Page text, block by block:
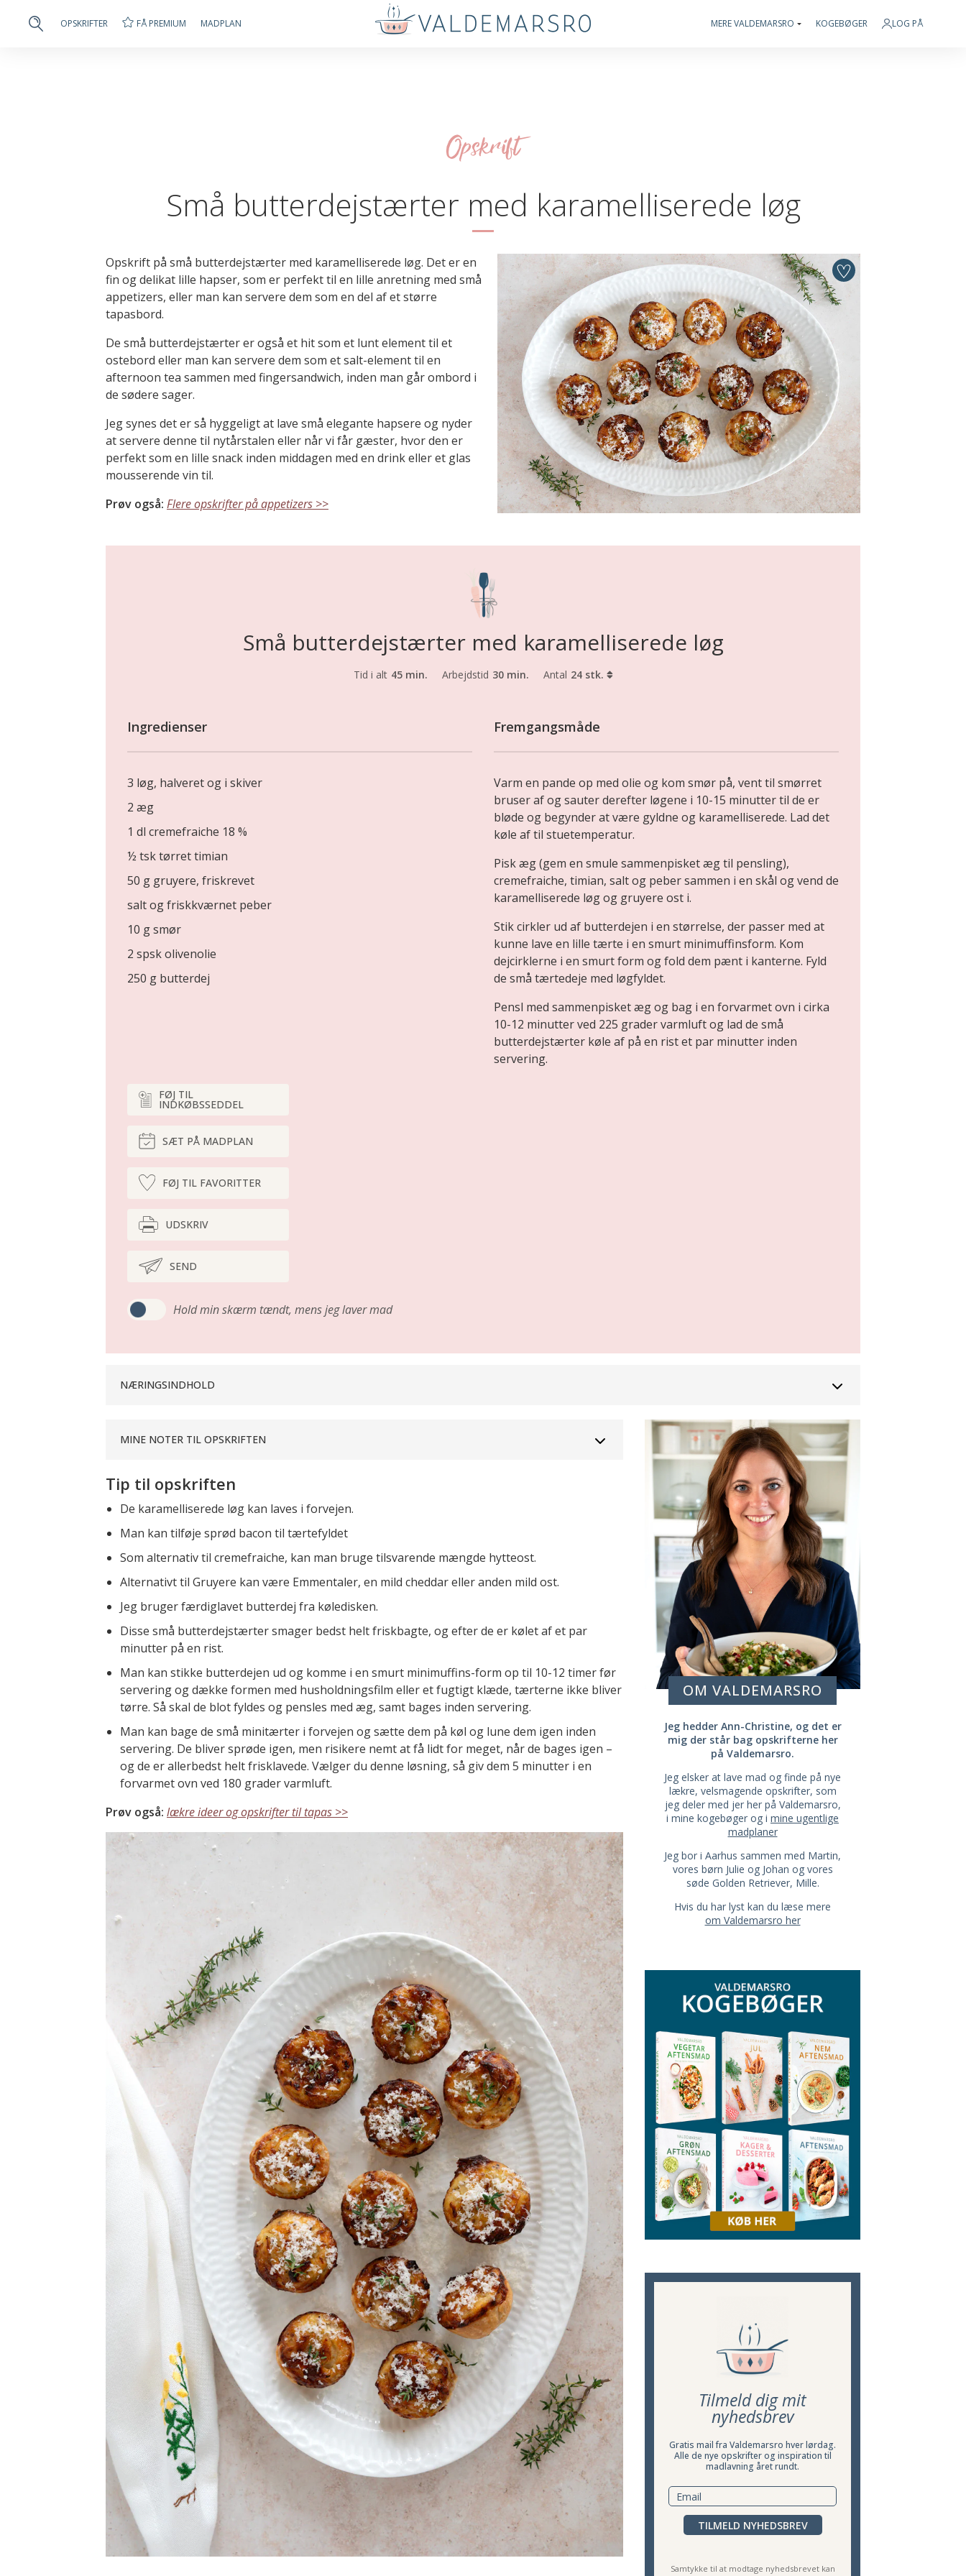
OPSKRIFTER FÅ PREMIUM MADPLAN MERE VALDEMARSRO KOGEBØGER LOG PÅ
Opskrift
Små butterdejstærter med karamelliserede løg
Opskrift på små butterdejstærter med karamelliserede løg. Det er en
fin og delikat lille hapser, som er perfekt til en lille anretning med små
appetizers, eller man kan servere dem som en del af et større
tapasbord.
De små butterdejstærter er også et hit som et lunt element til et
ostebord eller man kan servere dem som et salt-element til en
afternoon tea sammen med fingersandwich, inden man går ombord i
de sødere sager.
Jeg synes det er så hyggeligt at lave små elegante hapsere og nyder
at servere denne til nytårstalen eller når vi får gæster, hvor den er
perfekt som en lille snack inden middagen med en drink eller et glas
mousserende vin til.
Prøv også: Flere opskrifter på appetizers >>
Små butterdejstærter med karamelliserede løg
Tid i alt 45 min. Arbejdstid 30 min. Antal 24 stk.
Ingredienser
3 løg, halveret og i skiver
2 æg
1 dl cremefraiche 18 %
½ tsk tørret timian
50 g gruyere, friskrevet
salt og friskkværnet peber
10 g smør
2 spsk olivenolie
250 g butterdej
Fremgangsmåde
Varm en pande op med olie og kom smør på, vent til smørret
bruser af og sauter derefter løgene i 10-15 minutter til de er
bløde og begynder at være gyldne og karamelliserede. Lad det
køle af til stuetemperatur.
Pisk æg (gem en smule sammenpisket æg til pensling),
cremefraiche, timian, salt og peber sammen i en skål og vend de
karamelliserede løg og gruyere ost i.
Stik cirkler ud af butterdejen i en størrelse, der passer med at
kunne lave en lille tærte i en smurt minimuffinsform. Kom
dejcirklerne i en smurt form og fold dem pænt i kanterne. Fyld
de små tærtedeje med løgfyldet.
Pensl med sammenpisket æg og bag i en forvarmet ovn i cirka
10-12 minutter ved 225 grader varmluft og lad de små
butterdejstærter køle af på en rist et par minutter inden
servering.
FØJ TIL
INDKØBSSEDDEL
SÆT PÅ MADPLAN
FØJ TIL FAVORITTER
UDSKRIV
SEND
Hold min skærm tændt, mens jeg laver mad
NÆRINGSINDHOLD
MINE NOTER TIL OPSKRIFTEN
Tip til opskriften
De karamelliserede løg kan laves i forvejen.
Man kan tilføje sprød bacon til tærtefyldet
Som alternativ til cremefraiche, kan man bruge tilsvarende mængde hytteost.
Alternativt til Gruyere kan være Emmentaler, en mild cheddar eller anden mild ost.
Jeg bruger færdiglavet butterdej fra køledisken.
Disse små butterdejstærter smager bedst helt friskbagte, og efter de er kølet af et par
minutter på en rist.
Man kan stikke butterdejen ud og komme i en smurt minimuffins-form op til 10-12 timer før
servering og dække formen med husholdningsfilm eller et fugtigt klæde, tærterne ikke bliver
tørre. Så skal de blot fyldes og pensles med æg, samt bages inden servering.
Man kan bage de små minitærter i forvejen og sætte dem på køl og lune dem igen inden
servering. De bliver sprøde igen, men risikere nemt at få lidt for meget, når de bages igen –
og de er allerbedst helt frisklavede. Vælger du denne løsning, så giv dem 5 minutter i en
forvarmet ovn ved 180 grader varmluft.
Prøv også: lækre ideer og opskrifter til tapas >>
OM VALDEMARSRO
Jeg hedder Ann-Christine, og det er
mig der står bag opskrifterne her
på Valdemarsro.
Jeg elsker at lave mad og finde på nye
lækre, velsmagende opskrifter, som
jeg deler med jer her på Valdemarsro,
i mine kogebøger og i mine ugentlige
madplaner
Jeg bor i Aarhus sammen med Martin,
vores børn Julie og Johan og vores
søde Golden Retriever, Mille.
Hvis du har lyst kan du læse mere
om Valdemarsro her
Tilmeld dig mit
nyhedsbrev
Gratis mail fra Valdemarsro hver lørdag.
Alle de nye opskrifter og inspiration til
madlavning året rundt.
TILMELD NYHEDSBREV
Samtykke til at modtage nyhedsbrevet kan